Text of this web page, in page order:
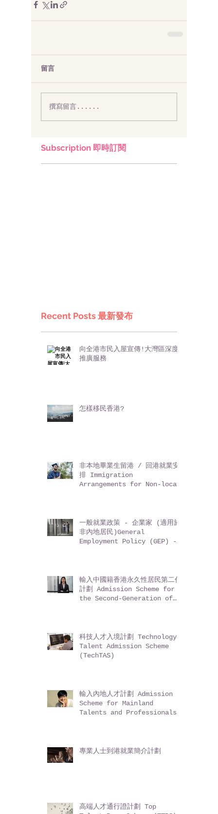
留言
撰寫留言......
Subscription 即時訂閱
Recent Posts 最新發布
向全港市民入屋宣傳!大灣區深度
推廣服務
怎樣移民香港?
非本地畢業生留港 / 回港就業安
排 Immigration
Arrangements for Non-local
一般就業政策 - 企業家 (適用於
非內地居民)General
Employment Policy (GEP) -
輸入中國籍香港永久性居民第二代
計劃 Admission Scheme for
the Second-Generation of
科技人才入境計劃 Technology
Talent Admission Scheme
(TechTAS)
輸入內地人才計劃 Admission
Scheme for Mainland
Talents and Professionals
專業人士到港就業簡介計劃
高端人才通行證計劃 Top